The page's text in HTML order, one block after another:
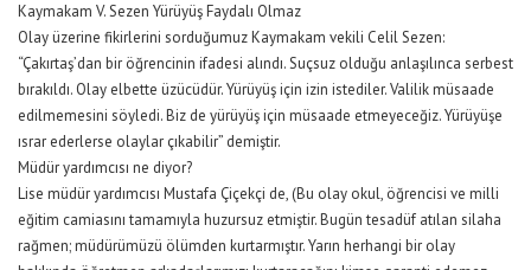
Kaymakam V. Sezen Yürüyüş Faydalı Olmaz
Olay üzerine fikirlerini sorduğumuz Kaymakam vekili Celil Sezen:
“Çakırtaş’dan bir öğrencinin ifadesi alındı. Suçsuz olduğu anlaşılınca serbest
bırakıldı. Olay elbette üzücüdür. Yürüyüş için izin istediler. Valilik müsaade
edilmemesini söyledi. Biz de yürüyüş için müsaade etmeyeceğiz. Yürüyüşe
ısrar ederlerse olaylar çıkabilir” demiştir.
Müdür yardımcısı ne diyor?
Lise müdür yardımcısı Mustafa Çiçekçi de, (Bu olay okul, öğrencisi ve milli
eğitim camiasını tamamıyla huzursuz etmiştir. Bugün tesadüf atılan silaha
rağmen; müdürümüzü ölümden kurtarmıştır. Yarın herhangi bir olay